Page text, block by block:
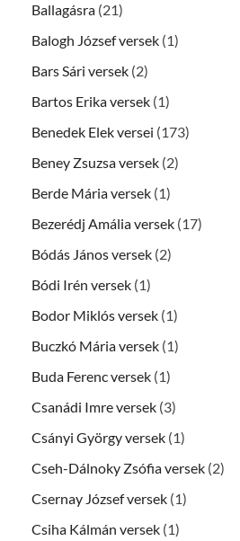
Ballagásra (21)
Balogh József versek (1)
Bars Sári versek (2)
Bartos Erika versek (1)
Benedek Elek versei (173)
Beney Zsuzsa versek (2)
Berde Mária versek (1)
Bezerédj Amália versek (17)
Bódás János versek (2)
Bódi Irén versek (1)
Bodor Miklós versek (1)
Buczkó Mária versek (1)
Buda Ferenc versek (1)
Csanádi Imre versek (3)
Csányi György versek (1)
Cseh-Dálnoky Zsófia versek (2)
Csernay József versek (1)
Csiha Kálmán versek (1)